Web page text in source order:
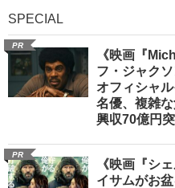
SPECIAL
PR
《映画『
フ・ジャク
オフィシャ
名優、複雑
興収70億円突
PR
《映画『シ
イサムがお